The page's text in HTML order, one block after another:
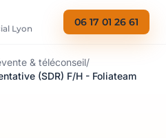
Lyon
06 17 01 26 61
& téléconseil/
(SDR) F/H - Foliateam